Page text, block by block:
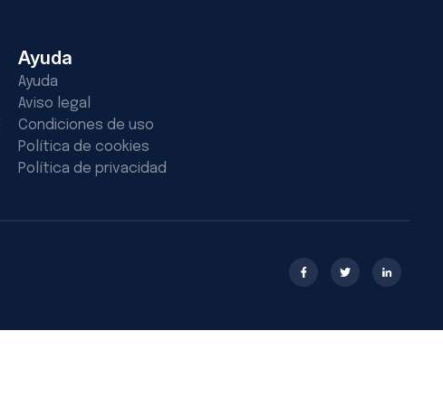
Ayuda
Ayuda
Aviso legal
Condiciones de uso
Política de cookies
Política de privacidad